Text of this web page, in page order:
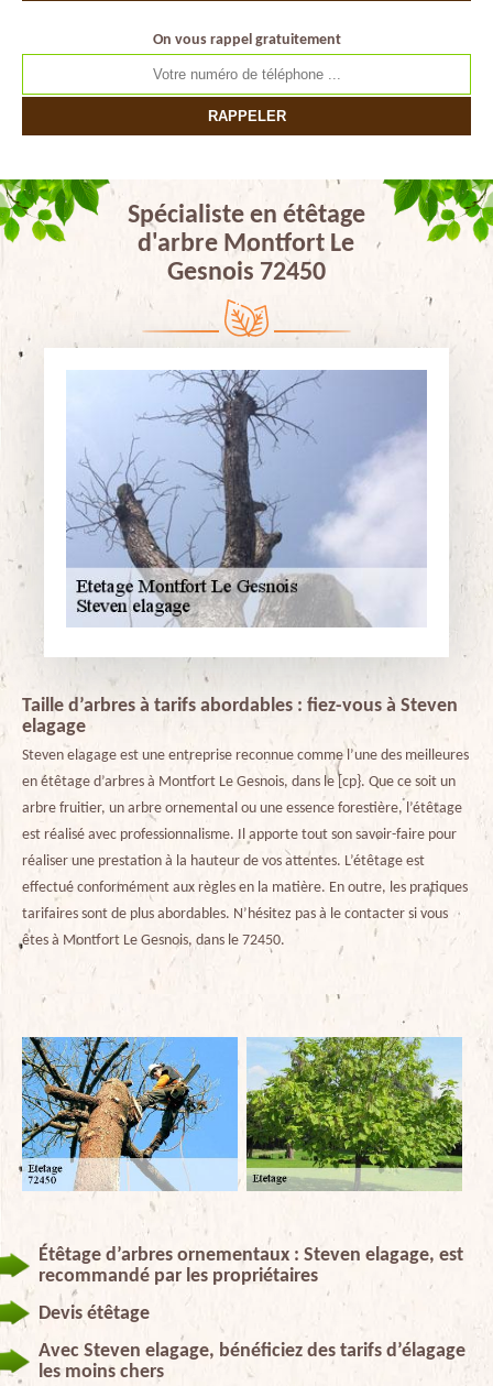
On vous rappel gratuitement
Spécialiste en étêtage
d'arbre Montfort Le
Gesnois 72450
Taille d’arbres à tarifs abordables : fiez-vous à Steven
elagage
Steven elagage est une entreprise reconnue comme l’une des meilleures
en étêtage d’arbres à Montfort Le Gesnois, dans le [cp}. Que ce soit un
arbre fruitier, un arbre ornemental ou une essence forestière, l’étêtage
est réalisé avec professionnalisme. Il apporte tout son savoir-faire pour
réaliser une prestation à la hauteur de vos attentes. L’étêtage est
effectué conformément aux règles en la matière. En outre, les pratiques
tarifaires sont de plus abordables. N’hésitez pas à le contacter si vous
êtes à Montfort Le Gesnois, dans le 72450.
Étêtage d’arbres ornementaux : Steven elagage, est
recommandé par les propriétaires
Devis étêtage
Avec Steven elagage, bénéficiez des tarifs d’élagage
les moins chers